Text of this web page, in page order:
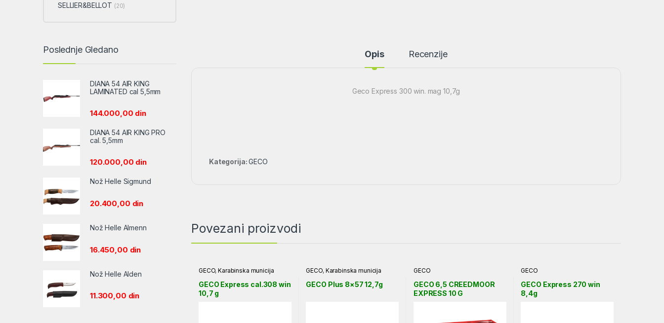
Opis Recenzije
Geco Express 300 win. mag 10,7g
Kategorija:GECO
Povezani proizvodi
GECO,Karabinska municija
GECO Express cal.308 win
10,7 g
GECO, Karabinska municija
GECO Plus 8×57 12,7g
GECO
GECO 6,5 CREEDMOOR
EXPRESS 10 G
GECO
GECO Express 270 win
8,4g
SELLIER&BELLOT (20)
Poslednje Gledano
DIANA 54 AIR KING
LAMINATED cal 5,5mm
144.000,00 din
DIANA 54 AIR KING PRO
cal. 5,5mm
120.000,00 din
Nož Helle Sigmund
20.400,00 din
Nož Helle Almenn
16.450,00 din
Nož Helle Alden
11.300,00 din